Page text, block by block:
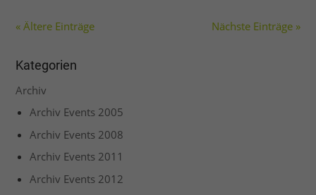
« Ältere Einträge Nächste Einträge »
Kategorien
Archiv
Archiv Events 2005
Archiv Events 2008
Archiv Events 2011
Archiv Events 2012
Inhalte von Videoplattformen und Social-Media-Plattformen
diese Inhalte keiner manuellen Einwilligung mehr.